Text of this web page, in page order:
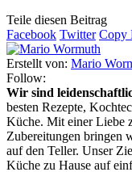
Teile diesen Beitrag
Facebook Twitter Copy
Erstellt von: Mario
Follow:
Wir sind
besten Rezepte,
Küche. Mit einer Liebe
Zubereitungen bringen
auf den Teller. Unser
Küche zu Hause auf